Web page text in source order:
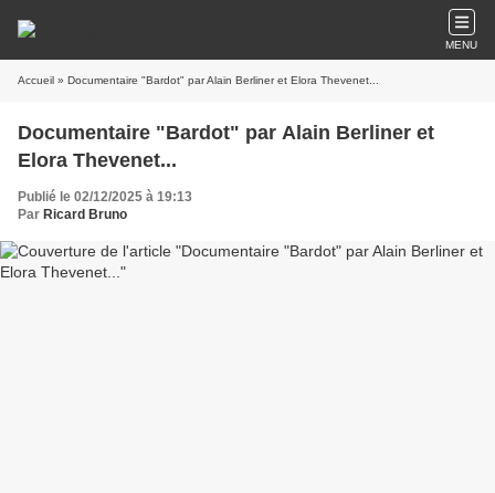
MENU
Accueil » Documentaire "Bardot" par Alain Berliner et Elora Thevenet...
Documentaire "Bardot" par Alain Berliner et
Elora Thevenet...
Publié le 02/12/2025 à 19:13
Par Ricard Bruno